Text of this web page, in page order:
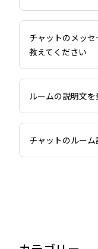
チャットのメッ
教えてください
ルームの説明文を
チャットのルー